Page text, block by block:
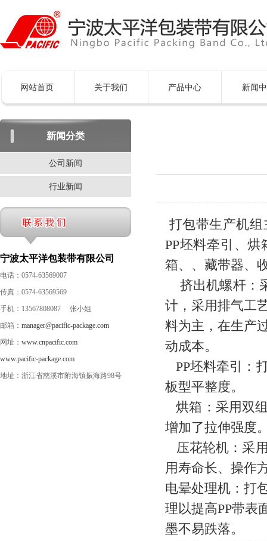
网站首页 关于我们 产品中心 新闻
新闻分类
公司新闻
行业新闻
宁波太平洋包装带有限公司
电话：0574-63569007
传真：0574-63569569
手机：13567808087 张小姐
邮箱： manager@pacific-package.com
网址： www.cnpacific.com
www.pacific-package.com
地址：浙江省慈溪市附海镇振海路98号
打包带生产机
PP坯料牵引、
箱、、藏带器、
挤出机螺杆：
计，采用排气工
料为主，在生产
动成本。
PP坯料牵引：
板型平整度。
烘箱：采用双
增加了拉伸强度
压花轮机：采
用寿命长、操作
电晕处理机：打
理以提高PP带表
墨不易跌落。